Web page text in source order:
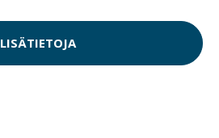
LISÄTIETOJA